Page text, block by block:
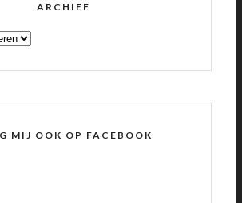
ARCHIEF
MIJ OOK OP FACEBOOK